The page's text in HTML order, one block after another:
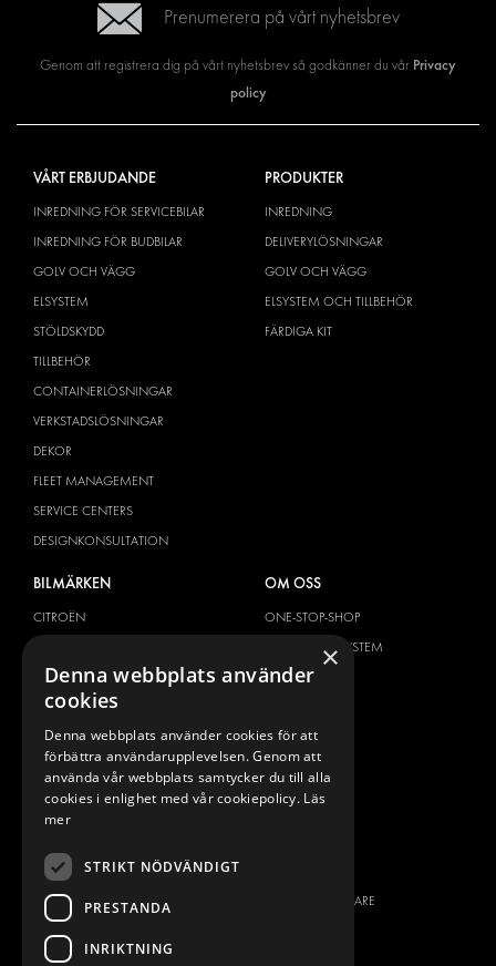
Prenumerera på vårt nyhetsbrev
Genom att registrera dig på vårt nyhetsbrev så godkänner du vår Privacy
policy
VÅRT ERBJUDANDE
INREDNING FÖR SERVICEBILAR
INREDNING FÖR BUDBILAR
GOLV OCH VÄGG
ELSYSTEM
STÖLDSKYDD
TILLBEHÖR
CONTAINERLÖSNINGAR
VERKSTADSLÖSNINGAR
DEKOR
FLEET MANAGEMENT
SERVICE CENTERS
DESIGNKONSULTATION
PRODUKTER
INREDNING
DELIVERYLÖSNINGAR
GOLV OCH VÄGG
ELSYSTEM OCH TILLBEHÖR
FÄRDIGA KIT
BILMÄRKEN
CITROËN
FIAT
FORD
HYUNDAI
IVECO
MAN
MAXUS
MERCEDES
NISSAN
OPEL
PEUGEOT
OM OSS
ONE-STOP-SHOP
OM MODUL-SYSTEM
BROSCHYRER
NYHETER
KONTAKT
KONTAKTA OSS
BLI ÅTERFÖRSÄLJARE
×
Denna webbplats använder
cookies
Denna webbplats använder cookies för att
förbättra användarupplevelsen. Genom att
använda vår webbplats samtycker du till alla
cookies i enlighet med vår cookiepolicy. Läs
mer
STRIKT NÖDVÄNDIGT
PRESTANDA
INRIKTNING